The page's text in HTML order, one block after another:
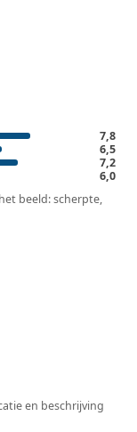
7,8
6,5
7,2
6,0
beeld: scherpte,
en beschrijving